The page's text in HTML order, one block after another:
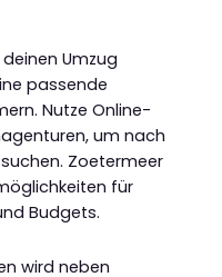
Umzug
passende
Nutze Online-
um nach
Zoetermeer
für
Budgets.
wird neben